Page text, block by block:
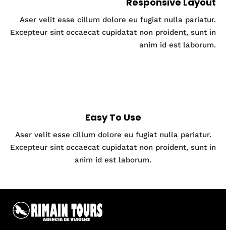
Aser velit esse cillum dolore eu fugiat nulla pariatur.
Excepteur sint occaecat cupidatat non proident, sunt in
anim id est laborum.
Easy To Use
Aser velit esse cillum dolore eu fugiat nulla pariatur.
Excepteur sint occaecat cupidatat non proident, sunt in
anim id est laborum.